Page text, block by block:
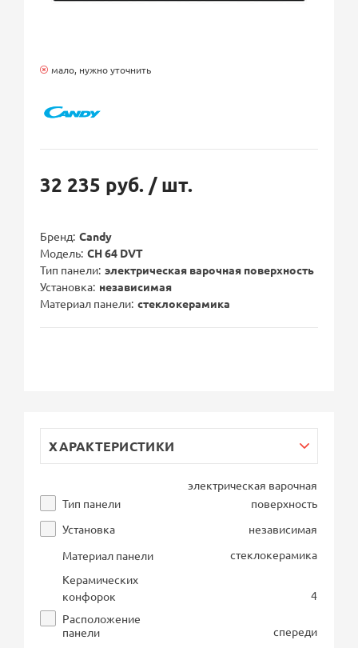
мало, нужно уточнить
32 235 руб. / шт.
Бренд Candy
Модель CH 64 DVT
Тип панели электрическая варочная поверхность
Установка независимая
Материал панели стеклокерамика
ХАРАКТЕРИСТИКИ
Тип панели
электрическая варочная
поверхность
Установка
независимая
Материал панели
стеклокерамика
Керамических
конфорок
4
Расположение
панели
спереди